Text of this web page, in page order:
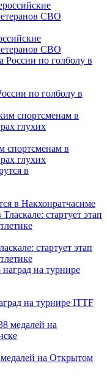
СВО
по голболу в
спортсменам в
глухих
в Накхонратчасиме
стартует этап
на турнире ITTF
медалей на Открытом